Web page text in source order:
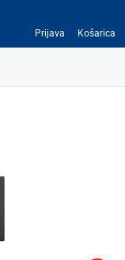
Prijava Košarica